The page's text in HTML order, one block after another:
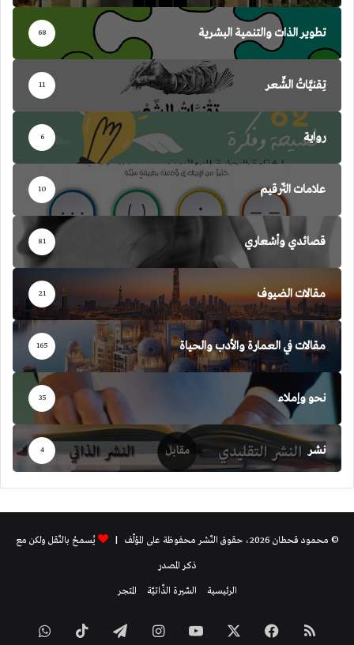
تطوير الذات والتنمية البشرية 68
تِقنيَّاتُ الشِّعر 11
رواية 6
علامات التّرقيم 10
قصائدي وأشعاري 81
مقالات الضيوف 21
مقالات في العمارة والأدب والحياة 165
نحو وإملاء 35
نشر 4
© محمود قحطان 2026، حقوق النّشر محفوظة على المؤلّف |
يُسمحُ بالنّقل ولكن مع
ذكر المصدر
الرئيسية
السّيرة الذّاتيّة المتجر
ملخصفيسبوك ‫YouTubeانستقرامتيلقرام ‫TikTokواتساب